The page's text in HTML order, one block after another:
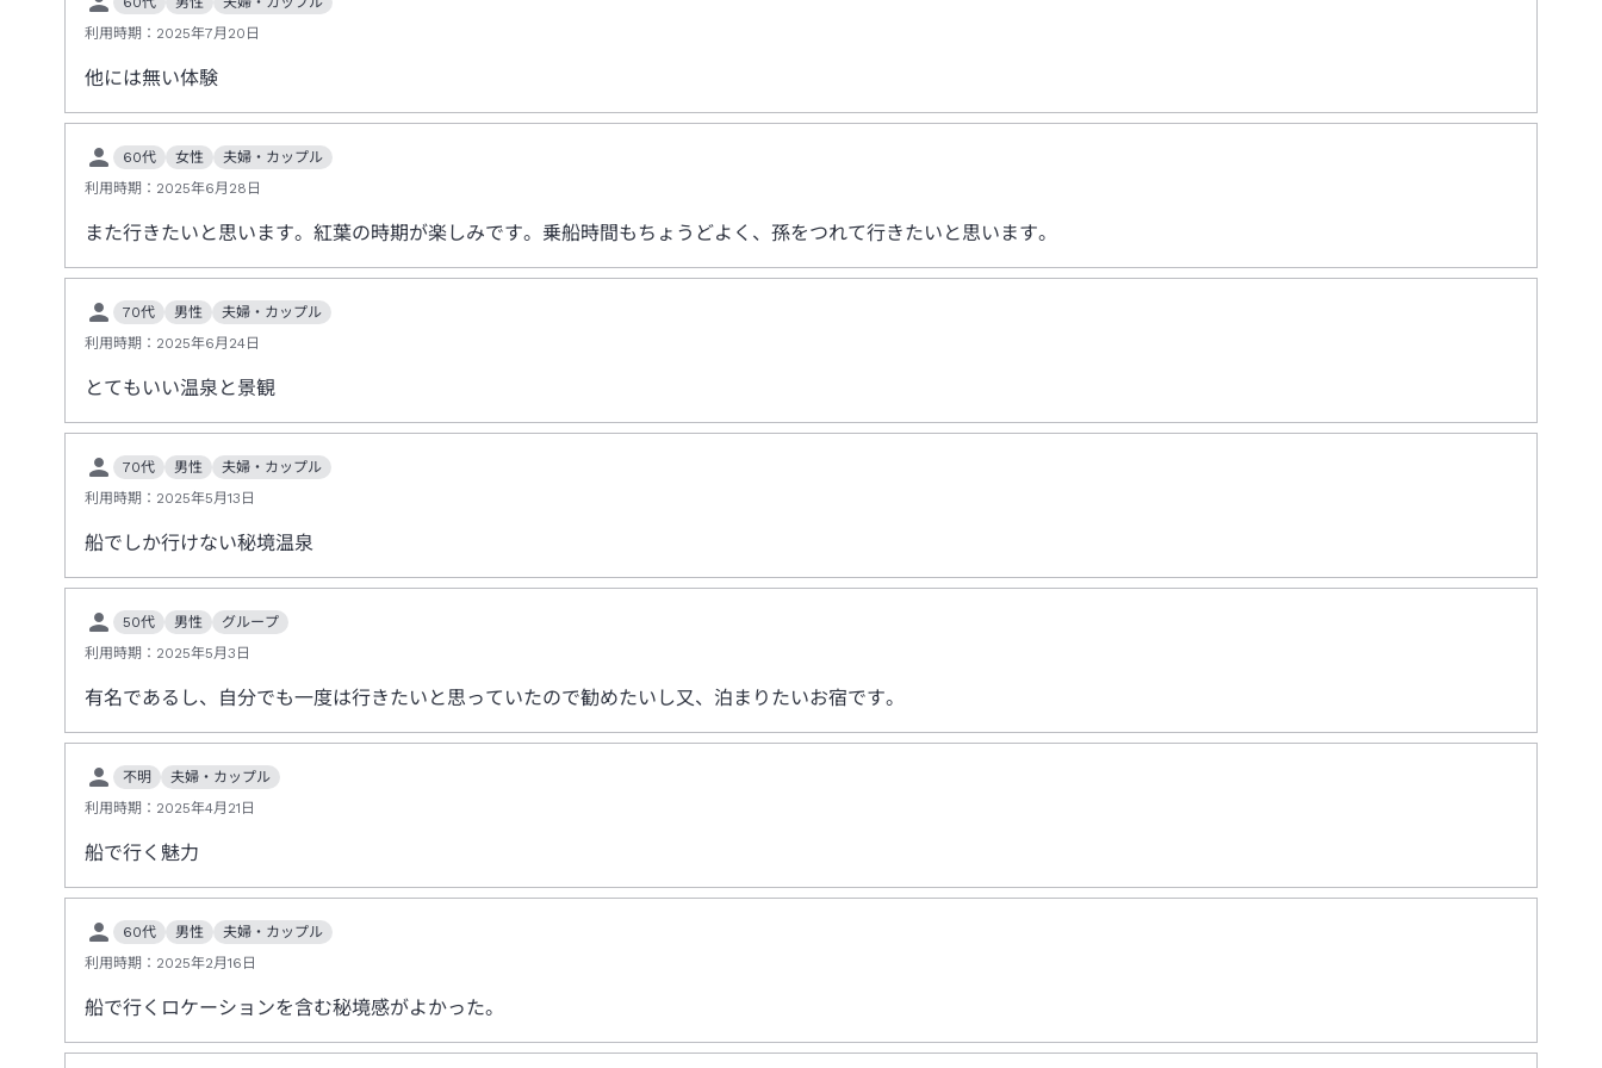
利用時期： 2025年7月20日
他には無い体験
60代 女性
夫婦・カップル
利用時期： 2025年6月28日
また行きたいと思います。紅葉の時期が楽しみです。乗船時間もちょうどよく、孫をつれて行きたいと思います。
70代 男性
夫婦・カップル
利用時期： 2025年6月24日
とてもいい温泉と景観
70代 男性
夫婦・カップル
利用時期： 2025年5月13日
船でしか行けない秘境温泉
50代 男性
グループ
利用時期： 2025年5月3日
有名であるし、自分でも一度は行きたいと思っていたので勧めたいし又、泊まりたいお宿です。
不明
夫婦・カップル
利用時期： 2025年4月21日
船で行く魅力
60代 男性
夫婦・カップル
利用時期： 2025年2月16日
船で行くロケーションを含む秘境感がよかった。